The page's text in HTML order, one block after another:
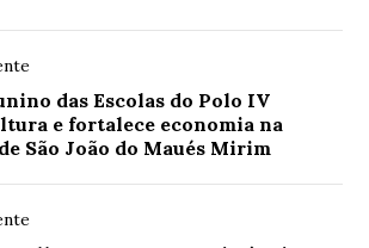
das Escolas do Polo IV
e fortalece economia na
São João do Maués Mirim